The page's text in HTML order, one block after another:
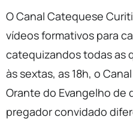
O Canal Catequese
vídeos formativos para
catequizandos todas as
às sextas, as 18h, o
Orante do Evangelho de
pregador convidado